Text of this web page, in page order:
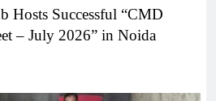
Hosts Successful “CMD
– July 2026” in Noida